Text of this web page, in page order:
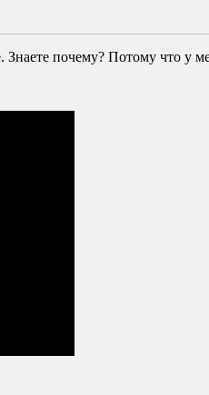
Знаете почему? Потому что у